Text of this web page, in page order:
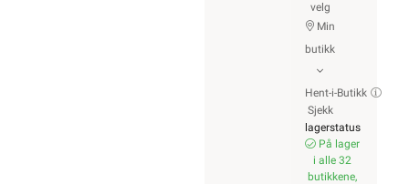
velg
Min
butikk
Hent-i-Butikk
Sjekk
lagerstatus
På lager
i alle 32
butikkene,